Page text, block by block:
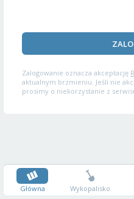
Zalogowanie oznacza akceptację
aktualnym brzmieniu. Jeśli nie
prosimy o niekorzystanie z
Główna Wykopalisko